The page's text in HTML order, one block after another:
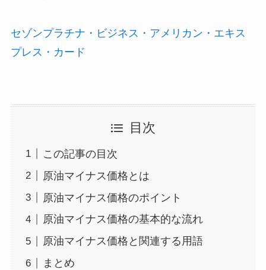
セゾンプラチナ・ビジネス・アメリカン・エキス
プレス・カード
目次
この記事の目次
原油マイナス価格とは
原油マイナス価格のポイント
原油マイナス価格の基本的な流れ
原油マイナス価格と関連する用語
まとめ